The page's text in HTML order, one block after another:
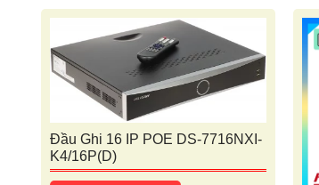
Đầu Ghi 16 IP POE DS-7716NXI-
K4/16P(D)